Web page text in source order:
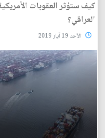
كيف ستؤثر العقوبات
العراقي؟
الأحد 19 آيار 2019